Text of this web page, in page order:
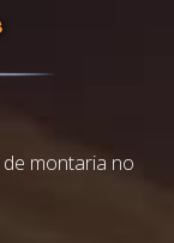
montaria no